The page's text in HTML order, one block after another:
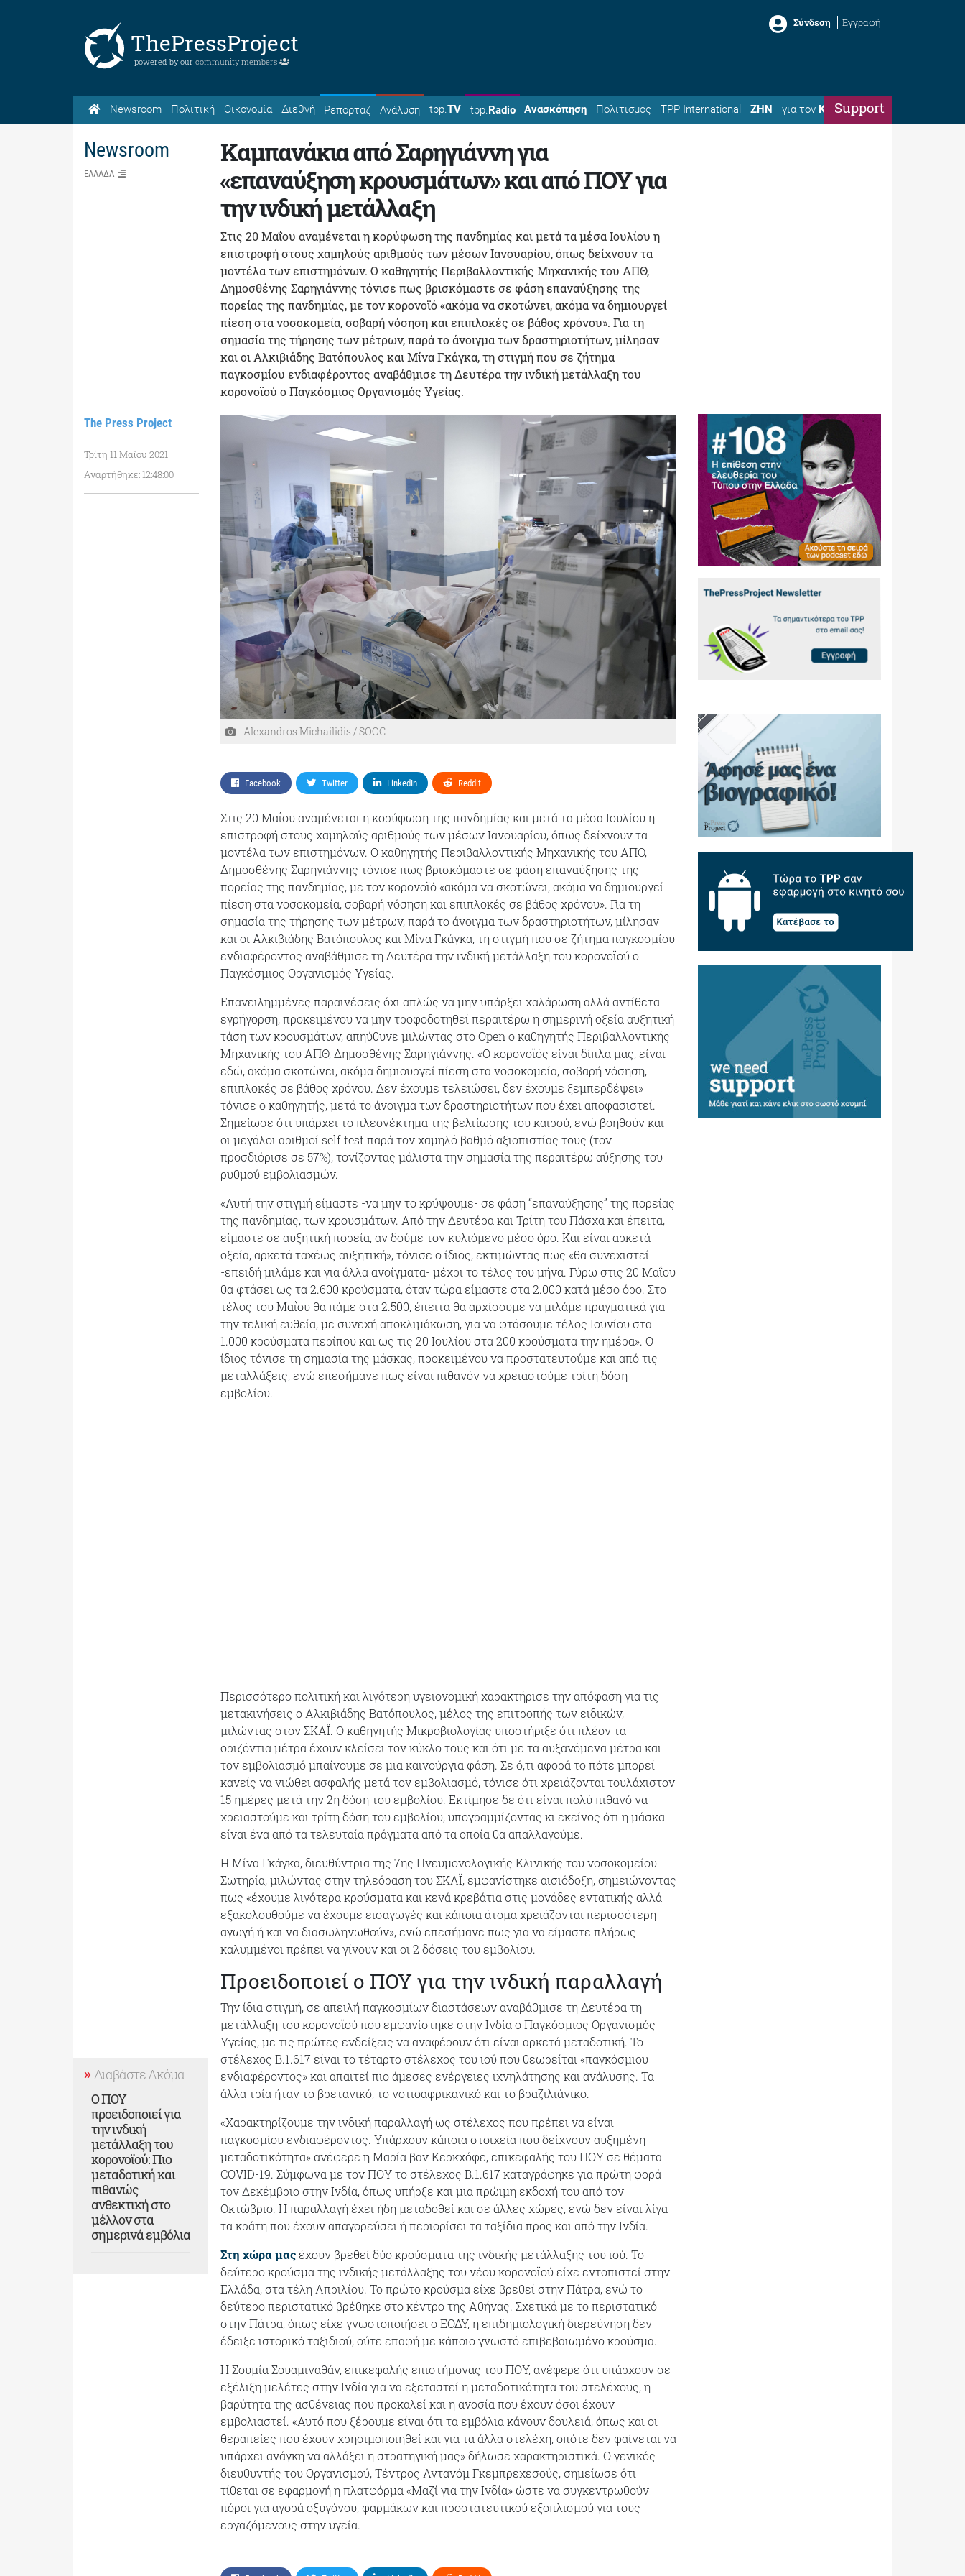
ThePressProject
powered by our community members
Σύνδεση Εγγραφή
Newsroom Πολιτική Οικονομία Διεθνή Ρεπορτάζ Ανάλυση tpp.TV tpp.Radio Ανασκόπηση Πολιτισμός TPP International ΖΗΝ για τον ΚώσταSupport
Newsroom
ΕΛΛΑΔΑ
The Press Project
Τρίτη 11 Μαΐου 2021
Αναρτήθηκε: 12:48:00
Διαβάστε Ακόμα
Ο ΠΟΥ
προειδοποιεί για
την ινδική
μετάλλαξη του
κορονοϊού: Πιο
μεταδοτική και
πιθανώς
ανθεκτική στο
μέλλον στα
σημερινά εμβόλια
Καμπανάκια από Σαρηγιάννη για
«επαναύξηση κρουσμάτων» και από ΠΟΥ για
την ινδική μετάλλαξη
Στις 20 Μαΐου αναμένεται η κορύφωση της πανδημίας και μετά τα μέσα Ιουλίου η
επιστροφή στους χαμηλούς αριθμούς των μέσων Ιανουαρίου, όπως δείχνουν τα
μοντέλα των επιστημόνων. Ο καθηγητής Περιβαλλοντικής Μηχανικής του ΑΠΘ,
Δημοσθένης Σαρηγιάννης τόνισε πως βρισκόμαστε σε φάση επαναύξησης της
πορείας της πανδημίας, με τον κορονοϊό «ακόμα να σκοτώνει, ακόμα να δημιουργεί
πίεση στα νοσοκομεία, σοβαρή νόσηση και επιπλοκές σε βάθος χρόνου». Για τη
σημασία της τήρησης των μέτρων, παρά το άνοιγμα των δραστηριοτήτων, μίλησαν
και οι Αλκιβιάδης Βατόπουλος και Μίνα Γκάγκα, τη στιγμή που σε ζήτημα
παγκοσμίου ενδιαφέροντος αναβάθμισε τη Δευτέρα την ινδική μετάλλαξη του
κορονοϊού ο Παγκόσμιος Οργανισμός Υγείας.
Alexandros Michailidis / SOOC
Facebook Twitter LinkedIn Reddit
Στις 20 Μαΐου αναμένεται η κορύφωση της πανδημίας και μετά τα μέσα Ιουλίου η
επιστροφή στους χαμηλούς αριθμούς των μέσων Ιανουαρίου, όπως δείχνουν τα
μοντέλα των επιστημόνων. Ο καθηγητής Περιβαλλοντικής Μηχανικής του ΑΠΘ,
Δημοσθένης Σαρηγιάννης τόνισε πως βρισκόμαστε σε φάση επαναύξησης της
πορείας της πανδημίας, με τον κορονοϊό «ακόμα να σκοτώνει, ακόμα να δημιουργεί
πίεση στα νοσοκομεία, σοβαρή νόσηση και επιπλοκές σε βάθος χρόνου». Για τη
σημασία της τήρησης των μέτρων, παρά το άνοιγμα των δραστηριοτήτων, μίλησαν
και οι Αλκιβιάδης Βατόπουλος και Μίνα Γκάγκα, τη στιγμή που σε ζήτημα παγκοσμίου
ενδιαφέροντος αναβάθμισε τη Δευτέρα την ινδική μετάλλαξη του κορονοϊού ο
Παγκόσμιος Οργανισμός Υγείας.
Επανειλημμένες παραινέσεις όχι απλώς να μην υπάρξει χαλάρωση αλλά αντίθετα
εγρήγορση, προκειμένου να μην τροφοδοτηθεί περαιτέρω η σημερινή οξεία αυξητική
τάση των κρουσμάτων, απηύθυνε μιλώντας στο Open ο καθηγητής Περιβαλλοντικής
Μηχανικής του ΑΠΘ, Δημοσθένης Σαρηγιάννης. «Ο κορονοϊός είναι δίπλα μας, είναι
εδώ, ακόμα σκοτώνει, ακόμα δημιουργεί πίεση στα νοσοκομεία, σοβαρή νόσηση,
επιπλοκές σε βάθος χρόνου. Δεν έχουμε τελειώσει, δεν έχουμε ξεμπερδέψει»
τόνισε ο καθηγητής, μετά το άνοιγμα των δραστηριοτήτων που έχει αποφασιστεί.
Σημείωσε ότι υπάρχει το πλεονέκτημα της βελτίωσης του καιρού, ενώ βοηθούν και
οι μεγάλοι αριθμοί self test παρά τον χαμηλό βαθμό αξιοπιστίας τους (τον
προσδιόρισε σε 57%), τονίζοντας μάλιστα την σημασία της περαιτέρω αύξησης του
ρυθμού εμβολιασμών.
«Αυτή την στιγμή είμαστε -να μην το κρύψουμε- σε φάση “επαναύξησης” της πορείας
της πανδημίας, των κρουσμάτων. Από την Δευτέρα και Τρίτη του Πάσχα και έπειτα,
είμαστε σε αυξητική πορεία, αν δούμε τον κυλιόμενο μέσο όρο. Και είναι αρκετά
οξεία, αρκετά ταχέως αυξητική», τόνισε ο ίδιος, εκτιμώντας πως «θα συνεχιστεί
-επειδή μιλάμε και για άλλα ανοίγματα- μέχρι το τέλος του μήνα. Γύρω στις 20 Μαΐου
θα φτάσει ως τα 2.600 κρούσματα, όταν τώρα είμαστε στα 2.000 κατά μέσο όρο. Στο
τέλος του Μαΐου θα πάμε στα 2.500, έπειτα θα αρχίσουμε να μιλάμε πραγματικά για
την τελική ευθεία, με συνεχή αποκλιμάκωση, για να φτάσουμε τέλος Ιουνίου στα
1.000 κρούσματα περίπου και ως τις 20 Ιουλίου στα 200 κρούσματα την ημέρα». Ο
ίδιος τόνισε τη σημασία της μάσκας, προκειμένου να προστατευτούμε και από τις
μεταλλάξεις, ενώ επεσήμανε πως είναι πιθανόν να χρειαστούμε τρίτη δόση
εμβολίου.
Περισσότερο πολιτική και λιγότερη υγειονομική χαρακτήρισε την απόφαση για τις
μετακινήσεις ο Αλκιβιάδης Βατόπουλος, μέλος της επιτροπής των ειδικών,
μιλώντας στον ΣΚΑΪ. Ο καθηγητής Μικροβιολογίας υποστήριξε ότι πλέον τα
οριζόντια μέτρα έχουν κλείσει τον κύκλο τους και ότι με τα αυξανόμενα μέτρα και
τον εμβολιασμό μπαίνουμε σε μια καινούργια φάση. Σε ό,τι αφορά το πότε μπορεί
κανείς να νιώθει ασφαλής μετά τον εμβολιασμό, τόνισε ότι χρειάζονται τουλάχιστον
15 ημέρες μετά την 2η δόση του εμβολίου. Εκτίμησε δε ότι είναι πολύ πιθανό να
χρειαστούμε και τρίτη δόση του εμβολίου, υπογραμμίζοντας κι εκείνος ότι η μάσκα
είναι ένα από τα τελευταία πράγματα από τα οποία θα απαλλαγούμε.
Η Μίνα Γκάγκα, διευθύντρια της 7ης Πνευμονολογικής Κλινικής του νοσοκομείου
Σωτηρία, μιλώντας στην τηλεόραση του ΣΚΑΪ, εμφανίστηκε αισιόδοξη, σημειώνοντας
πως «έχουμε λιγότερα κρούσματα και κενά κρεβάτια στις μονάδες εντατικής αλλά
εξακολουθούμε να έχουμε εισαγωγές και κάποια άτομα χρειάζονται περισσότερη
αγωγή ή και να διασωληνωθούν», ενώ επεσήμανε πως για να είμαστε πλήρως
καλυμμένοι πρέπει να γίνουν και οι 2 δόσεις του εμβολίου.
Προειδοποιεί ο ΠΟΥ για την ινδική παραλλαγή
Την ίδια στιγμή, σε απειλή παγκοσμίων διαστάσεων αναβάθμισε τη Δευτέρα τη
μετάλλαξη του κορονοϊού που εμφανίστηκε στην Ινδία ο Παγκόσμιος Οργανισμός
Υγείας, με τις πρώτες ενδείξεις να αναφέρουν ότι είναι αρκετά μεταδοτική. Το
στέλεχος B.1.617 είναι το τέταρτο στέλεχος του ιού που θεωρείται «παγκόσμιου
ενδιαφέροντος» και απαιτεί πιο άμεσες ενέργειες ιχνηλάτησης και ανάλυσης. Τα
άλλα τρία ήταν το βρετανικό, το νοτιοαφρικανικό και το βραζιλιάνικο.
«Χαρακτηρίζουμε την ινδική παραλλαγή ως στέλεχος που πρέπει να είναι
παγκοσμίου ενδιαφέροντος. Υπάρχουν κάποια στοιχεία που δείχνουν αυξημένη
μεταδοτικότητα» ανέφερε η Μαρία βαν Κερκχόφε, επικεφαλής του ΠΟΥ σε θέματα
COVID-19. Σύμφωνα με τον ΠΟΥ το στέλεχος B.1.617 καταγράφηκε για πρώτη φορά
τον Δεκέμβριο στην Ινδία, όπως υπήρξε και μια πρώιμη εκδοχή του από τον
Οκτώβριο. Η παραλλαγή έχει ήδη μεταδοθεί και σε άλλες χώρες, ενώ δεν είναι λίγα
τα κράτη που έχουν απαγορεύσει ή περιορίσει τα ταξίδια προς και από την Ινδία.
Στη χώρα μαςέχουν βρεθεί δύο κρούσματα της ινδικής μετάλλαξης του ιού. Το
δεύτερο κρούσμα της ινδικής μετάλλαξης του νέου κορονοϊού είχε εντοπιστεί στην
Ελλάδα, στα τέλη Απριλίου. Το πρώτο κρούσμα είχε βρεθεί στην Πάτρα, ενώ το
δεύτερο περιστατικό βρέθηκε στο κέντρο της Αθήνας. Σχετικά με το περιστατικό
στην Πάτρα, όπως είχε γνωστοποιήσει ο ΕΟΔΥ, η επιδημιολογική διερεύνηση δεν
έδειξε ιστορικό ταξιδιού, ούτε επαφή με κάποιο γνωστό επιβεβαιωμένο κρούσμα.
Η Σουμία Σουαμιναθάν, επικεφαλής επιστήμονας του ΠΟΥ, ανέφερε ότι υπάρχουν σε
εξέλιξη μελέτες στην Ινδία για να εξεταστεί η μεταδοτικότητα του στελέχους, η
βαρύτητα της ασθένειας που προκαλεί και η ανοσία που έχουν όσοι έχουν
εμβολιαστεί. «Αυτό που ξέρουμε είναι ότι τα εμβόλια κάνουν δουλειά, όπως και οι
θεραπείες που έχουν χρησιμοποιηθεί και για τα άλλα στελέχη, οπότε δεν φαίνεται να
υπάρχει ανάγκη να αλλάξει η στρατηγική μας» δήλωσε χαρακτηριστικά. Ο γενικός
διευθυντής του Οργανισμού, Τέντρος Αντανόμ Γκεμπρεχεσούς, σημείωσε ότι
τίθεται σε εφαρμογή η πλατφόρμα «Μαζί για την Ινδία» ώστε να συγκεντρωθούν
πόροι για αγορά οξυγόνου, φαρμάκων και προστατευτικού εξοπλισμού για τους
εργαζόμενους στην υγεία.